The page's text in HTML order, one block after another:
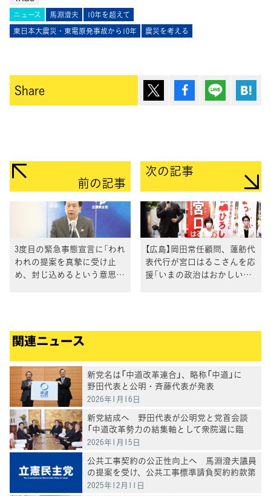
ニュース 馬淵澄夫
10年を超えて
東日本大震災・東電原発事故から10年
震災を考える
Share ポスト シェア Lineで送
前の記事
3度目の緊急事態宣言に「われ
われの提案を真摯に受け止
め、封じ込めるという意思、
次の記事
【広島】岡田常任顧問、蓮舫代
表代行が宮口はるこさんを応
援「いまの政治はおかしいと
関連ニュース
新党名は「中道改革連合」、略称「中道」に
野田代表と公明・斉藤代表が発表
2026年1月16日
新党結成へ 野田代表が公明党と党首会談
「中道改革勢力の結集軸として衆院選に臨
む」
2026年1月15日
公共工事契約の公正性向上へ 馬淵澄夫議員
の提案を受け、公共工事標準請負契約約款第
第25条が改正
2025年12月11日